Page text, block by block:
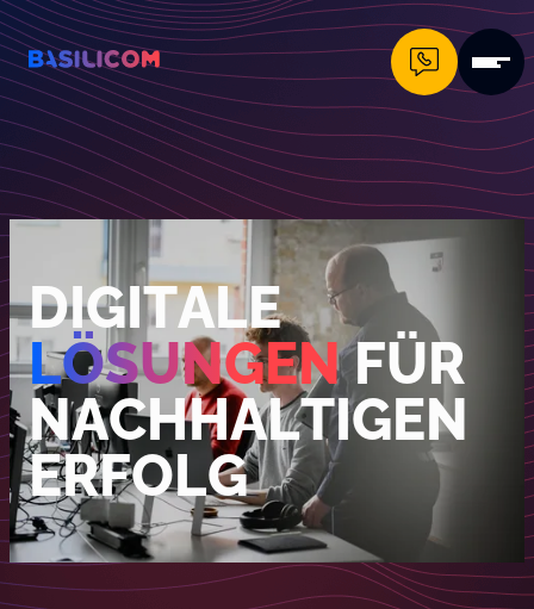
Company Logo von Basilicom GmbH
DIGITALE
LÖSUNGENFÜR
NACHHALTIGEN
ERFOLG